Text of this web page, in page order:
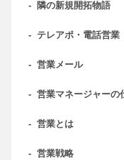
- 隣の新規開拓物語
- テレアポ・電話営業
- 営業メール
- 営業マネージャーの
- 営業とは
- 営業戦略